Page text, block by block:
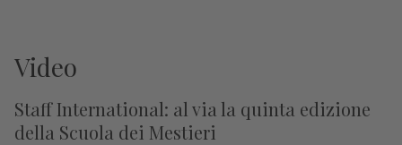
Video
Staff International: al via la quinta edizione
della Scuola dei Mestieri